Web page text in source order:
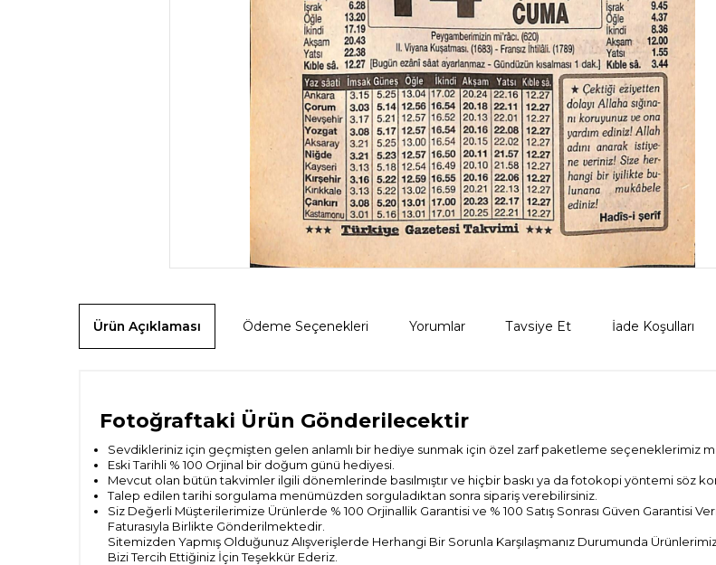
Ürün Açıklaması Ödeme Seçenekleri Yorumlar Tavsiye Et İade Koşulları
Fotoğraftaki Ürün Gönderilecektir
Sevdikleriniz için geçmişten gelen anlamlı bir hediye sunmak için özel zarf paketleme seçeneklerimiz
Eski Tarihli % 100 Orjinal bir doğum günü hediyesi.
Mevcut olan bütün takvimler ilgili dönemlerinde basılmıştır ve hiçbir baskı ya da fotokopi yöntemi söz
Talep edilen tarihi sorgulama menümüzden sorguladıktan sonra sipariş verebilirsiniz.
Siz Değerli Müşterilerimize Ürünlerde % 100 Orjinallik Garantisi ve % 100 Satış Sonrası Güven Garantisi
Faturasıyla Birlikte Gönderilmektedir.
Sitemizden Yapmış Olduğunuz Alışverişlerde Herhangi Bir Sorunla Karşılaşmanız Durumunda
Bizi Tercih Ettiğiniz İçin Teşekkür Ederiz.